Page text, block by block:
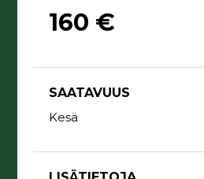
160 €
SAATAVUUS
Kesä